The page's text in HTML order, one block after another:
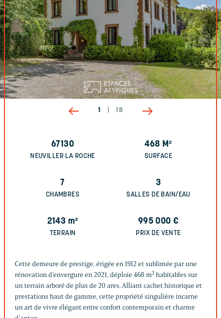
1 18
67130
NEUVILLER LA ROCHE
468 M²
SURFACE
7
CHAMBRES
3
SALLES DE BAIN/EAU
2143 m²
TERRAIN
995 000 €
PRIX DE VENTE
Cette demeure de prestige, érigée en 1912 et sublimée par une
rénovation d’envergure en 2021, déploie 468 m² habitables sur
un terrain arboré de plus de 20 ares. Alliant cachet historique et
prestations haut de gamme, cette propriété singulière incarne
un art de vivre élégant entre confort contemporain et charme